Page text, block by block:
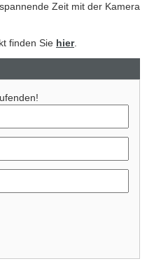
Zeit mit der Kamera
finden Sie hier.